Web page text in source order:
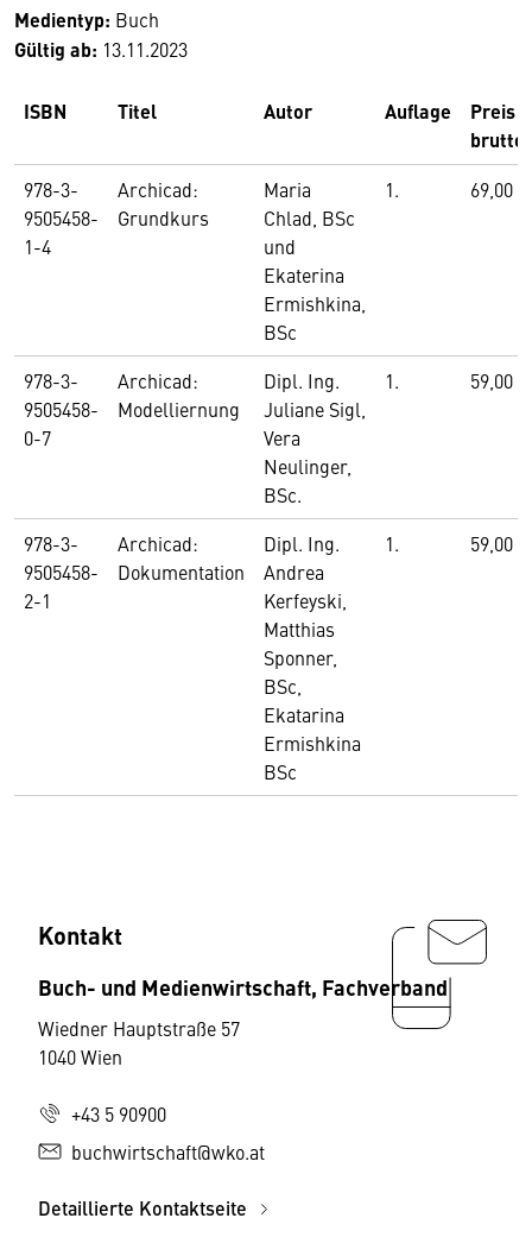
Medientyp: Buch
Gültig ab: 13.11.2023
ISBN Titel Autor Auflage
Preis
brutto
978-3-
9505458-
1-4
Archicad:
Grundkurs
Maria
Chlad, BSc
und
Ekaterina
Ermishkina,
BSc
1. 69,00
978-3-
9505458-
0-7
Archicad:
Modelliernung
Dipl. Ing.
Juliane Sigl,
Vera
Neulinger,
BSc.
1. 59,00
978-3-
9505458-
2-1
Archicad:
Dokumentation
Dipl. Ing.
Andrea
Kerfeyski,
Matthias
Sponner,
BSc,
Ekatarina
Ermishkina
BSc
1. 59,00
Kontakt
Buch- und Medienwirtschaft, Fachverband
Wiedner Hauptstraße 57
1040 Wien
+43 5 90900
buchwirtschaft@wko.at
Detaillierte Kontaktseite